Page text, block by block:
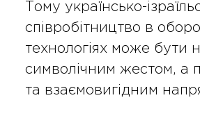
Тому українсько-
співробітництво в
технологіях може бути
символічним жестом, а
та взаємовигідним